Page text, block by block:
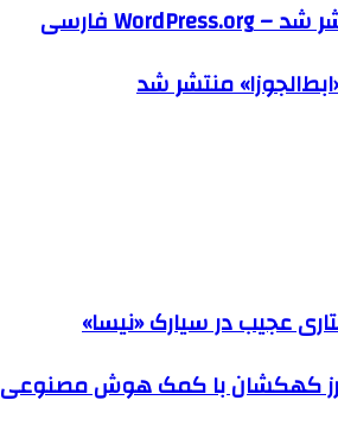
منتشر شد
عجیب در سیارک «نیسا»
کهکشان با کمک هوش مصنوعی